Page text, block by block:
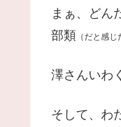
まぁ、どん
部類 （だと感じ
澤さんいわ
そして、わ